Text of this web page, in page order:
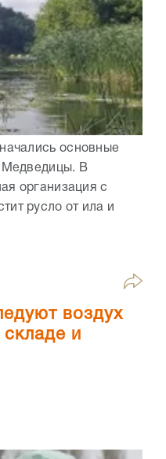
основные
Медведицы. В
организация с
русло от ила и
воздух
и